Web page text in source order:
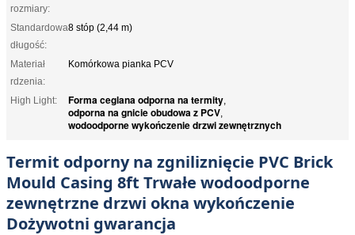
rozmiary:
Standardowa
długość:
8 stóp (2,44 m)
Materiał
rdzenia:
Komórkowa pianka PCV
High Light: Forma ceglana odporna na termity,
odporna na gnicie obudowa z PCV,
wodoodporne wykończenie drzwi zewnętrznych
Termit odporny na zgniliznięcie PVC Brick
Mould Casing 8ft Trwałe wodoodporne
zewnętrzne drzwi okna wykończenie
Dożywotni gwarancja